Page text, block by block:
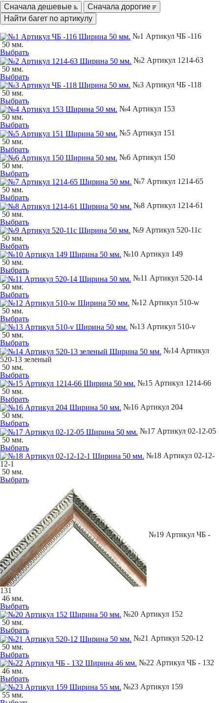
Сначала дешевые Сначала дорогие
№1 Артикул ЧБ -116
50 мм.
Выбрать
№2 Артикул 1214-63
50 мм.
Выбрать
№3 Артикул ЧБ -118
50 мм.
Выбрать
№4 Артикул 153
50 мм.
Выбрать
№5 Артикул 151
50 мм.
Выбрать
№6 Артикул 150
50 мм.
Выбрать
№7 Артикул 1214-65
50 мм.
Выбрать
№8 Артикул 1214-61
50 мм.
Выбрать
№9 Артикул 520-11с
50 мм.
Выбрать
№10 Артикул 149
50 мм.
Выбрать
№11 Артикул 520-14
50 мм.
Выбрать
№12 Артикул 510-w
50 мм.
Выбрать
№13 Артикул 510-v
50 мм.
Выбрать
№14 Артикул
520-13 зеленый
50 мм.
Выбрать
№15 Артикул 1214-66
50 мм.
Выбрать
№16 Артикул 204
50 мм.
Выбрать
№17 Артикул 02-12-05
50 мм.
Выбрать
№18 Артикул 02-12-
12-1
50 мм.
Выбрать
№19 Артикул ЧБ -
131
46 мм.
Выбрать
№20 Артикул 152
50 мм.
Выбрать
№21 Артикул 520-12
50 мм.
Выбрать
№22 Артикул ЧБ - 132
46 мм.
Выбрать
№23 Артикул 159
55 мм.